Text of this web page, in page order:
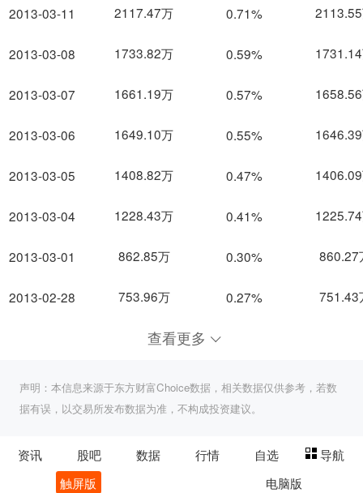
2013-03-11
2013-03-08
2013-03-07
2013-03-06
2013-03-05
2013-03-04
2013-03-01
2013-02-28
2117.47万 0.71%
1733.82万 0.59%
1661.19万 0.57%
1649.10万 0.55%
1408.82万 0.47%
1228.43万 0.41%
862.85万 0.30% 860.27
753.96万 0.27% 751.43
查看更多
声明：本信息来源于东方财富Choice数据，相关数据仅供参考，若数
据有误，以交易所发布数据为准，不构成投资建议。
资讯 股吧 数据 行情 自选
导航
触屏版
电脑版